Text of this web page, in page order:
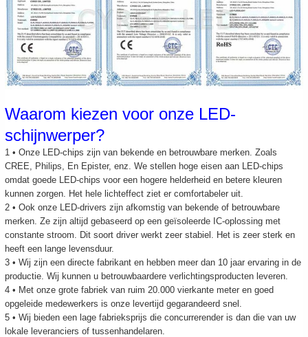
Waarom kiezen voor onze LED-
schijnwerper?
1 • Onze LED-chips zijn van bekende en betrouwbare merken. Zoals
CREE
Philips , En Epister, enz. We stellen hoge eisen aan LED-chips
omdat goede LED-chips voor een hogere helderheid en betere kleuren
kunnen zorgen. Het hele lichteffect ziet er comfortabeler uit.
2 • Ook onze LED-drivers zijn afkomstig van bekende of betrouwbare
merken. Ze zijn altijd gebaseerd op een geïsoleerde IC-oplossing met
constante stroom. Dit soort driver werkt zeer stabiel. Het is zeer sterk en
heeft een lange levensduur.
3 • Wij zijn een directe fabrikant en hebben meer dan 10 jaar ervaring in de
productie. Wij kunnen u betrouwbaardere verlichtingsproducten leveren.
4 • Met onze grote fabriek van ruim 20.000 vierkante meter en goed
opgeleide medewerkers is onze levertijd gegarandeerd snel.
5 • Wij bieden een lage fabrieksprijs die concurrerender is dan die van uw
lokale leveranciers of tussenhandelaren.